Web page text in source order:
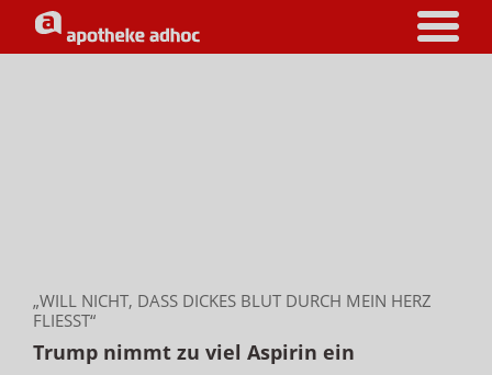
„WILL NICHT, DASS DICKES BLUT DURCH MEIN HERZ
FLIESST“
Trump nimmt zu viel Aspirin ein